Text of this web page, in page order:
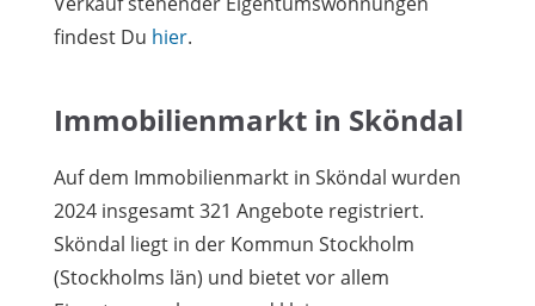
findest Du hier.
Immobilienmarkt in Sköndal
Auf dem Immobilienmarkt in Sköndal wurden
2024 insgesamt 321 Angebote registriert.
Sköndal liegt in der Kommun Stockholm
(Stockholms län) und bietet vor allem